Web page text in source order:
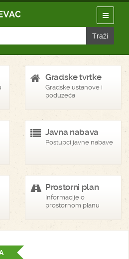
Gradske tvrtke
Gradske ustanove i
poduzeća
Javna nabava
Postupci javne nabave
Prostorni plan
Informacije o
prostornom planu